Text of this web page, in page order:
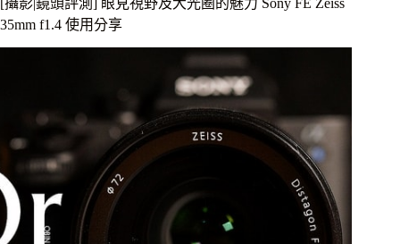
速
增
加
4K
錄
影，
隨
身
[攝影|鏡頭評測] 眼見視野及大光圈的魅力 Sony FE Zeiss
35mm f1.4 使用分享